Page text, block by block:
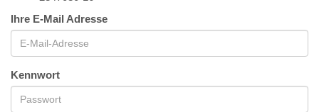
Ihre E-Mail Adresse
Kennwort